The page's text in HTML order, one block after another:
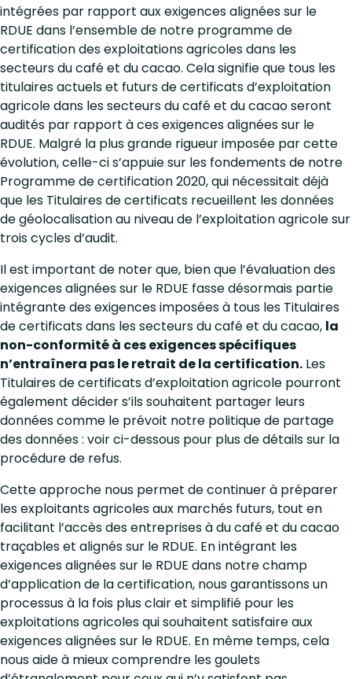
intégrées par rapport aux exigences alignées sur le
RDUE dans l’ensemble de notre programme de
certification des exploitations agricoles dans les
secteurs du café et du cacao. Cela signifie que tous les
titulaires actuels et futurs de certificats d’exploitation
agricole dans les secteurs du café et du cacao seront
audités par rapport à ces exigences alignées sur le
RDUE. Malgré la plus grande rigueur imposée par cette
évolution, celle-ci s’appuie sur les fondements de notre
Programme de certification 2020, qui nécessitait déjà
que les Titulaires de certificats recueillent les données
de géolocalisation au niveau de l’exploitation agricole sur
trois cycles d’audit.
Il est important de noter que, bien que l’évaluation des
exigences alignées sur le RDUE fasse désormais partie
intégrante des exigences imposées à tous les Titulaires
de certificats dans les secteurs du café et du cacao, la
non-conformité à ces exigences spécifiques
n’entraînera pas le retrait de la certification. Les
Titulaires de certificats d’exploitation agricole pourront
également décider s’ils souhaitent partager leurs
données comme le prévoit notre politique de partage
des données : voir ci-dessous pour plus de détails sur la
procédure de refus.
Cette approche nous permet de continuer à préparer
les exploitants agricoles aux marchés futurs, tout en
facilitant l’accès des entreprises à du café et du cacao
traçables et alignés sur le RDUE. En intégrant les
exigences alignées sur le RDUE dans notre champ
d’application de la certification, nous garantissons un
processus à la fois plus clair et simplifié pour les
exploitations agricoles qui souhaitent satisfaire aux
exigences alignées sur le RDUE. En même temps, cela
nous aide à mieux comprendre les goulets